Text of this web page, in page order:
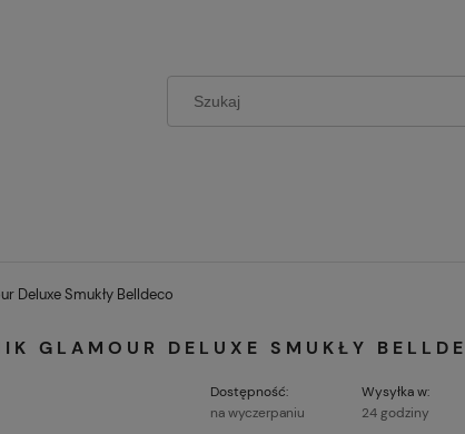
Deluxe Smukły Belldeco
GLAMOUR DELUXE SMUKŁY
Dostępność:
na wyczerpaniu
Wysyłka w:
24 godziny